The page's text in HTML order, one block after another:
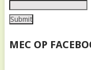
MEC OP